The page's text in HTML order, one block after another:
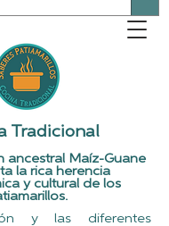
Tradicional
ancestral Maíz-Guane
la rica herencia
y cultural de los
y las diferentes